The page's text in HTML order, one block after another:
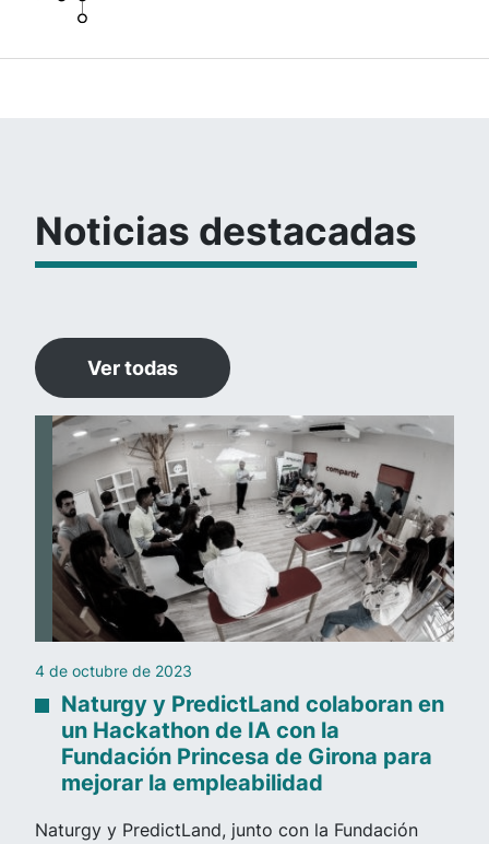
Noticias destacadas
Ver todas
en
para
21 de septiembre de 2023
PredictLand AI en Antena3:
«Deepfake» sexual en el caso
Almendralejo, analizado por
Visús
A raíz del caso de ‘deepfakes’ en